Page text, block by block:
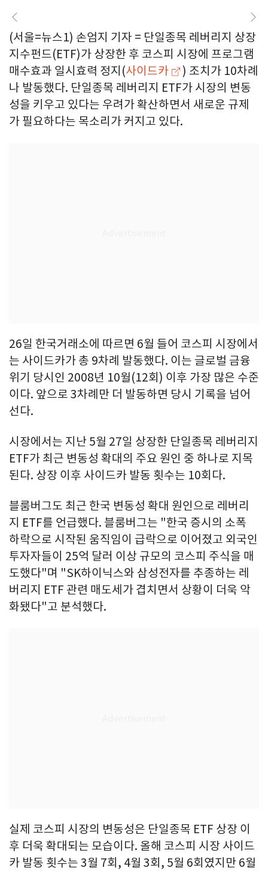
(서울=뉴스1) 손엄지 기자 = 단일종목 레버리지 상장
지수펀드(ETF)가 상장한 후 코스피 시장에 프로그램
매수효과 일시효력 정지(사이드카
) 조치가 10차례
나 발동했다. 단일종목 레버리지 ETF가 시장의 변동
성을 키우고 있다는 우려가 확산하면서 새로운 규제
가 필요하다는 목소리가 커지고 있다.
26일 한국거래소에 따르면 6월 들어 코스피 시장에서
는 사이드카가 총 9차례 발동했다. 이는 글로벌 금융
위기 당시인 2008년 10월(12회) 이후 가장 많은 수준
이다. 앞으로 3차례만 더 발동하면 당시 기록을 넘어
선다.
시장에서는 지난 5월 27일 상장한 단일종목 레버리지
ETF가 최근 변동성 확대의 주요 원인 중 하나로 지목
된다. 상장 이후 사이드카 발동 횟수는 10회다.
블룸버그도 최근 한국 변동성 확대 원인으로 레버리
지 ETF를 언급했다. 블룸버그는 "한국 증시의 소폭
하락으로 시작된 움직임이 급락으로 이어졌고 외국인
투자자들이 25억 달러 이상 규모의 코스피 주식을 매
도했다"며 "SK하이닉스와 삼성전자를 추종하는 레
버리지 ETF 관련 매도세가 겹치면서 상황이 더욱 악
화됐다"고 분석했다.
실제 코스피 시장의 변동성은 단일종목 ETF 상장 이
후 더욱 확대되는 모습이다. 올해 코스피 시장 사이드
카 발동 횟수는 3월 7회, 4월 3회, 5월 6회였지만 6월